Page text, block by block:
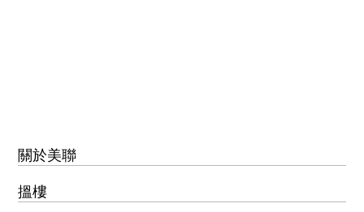
搵樓
關於美聯